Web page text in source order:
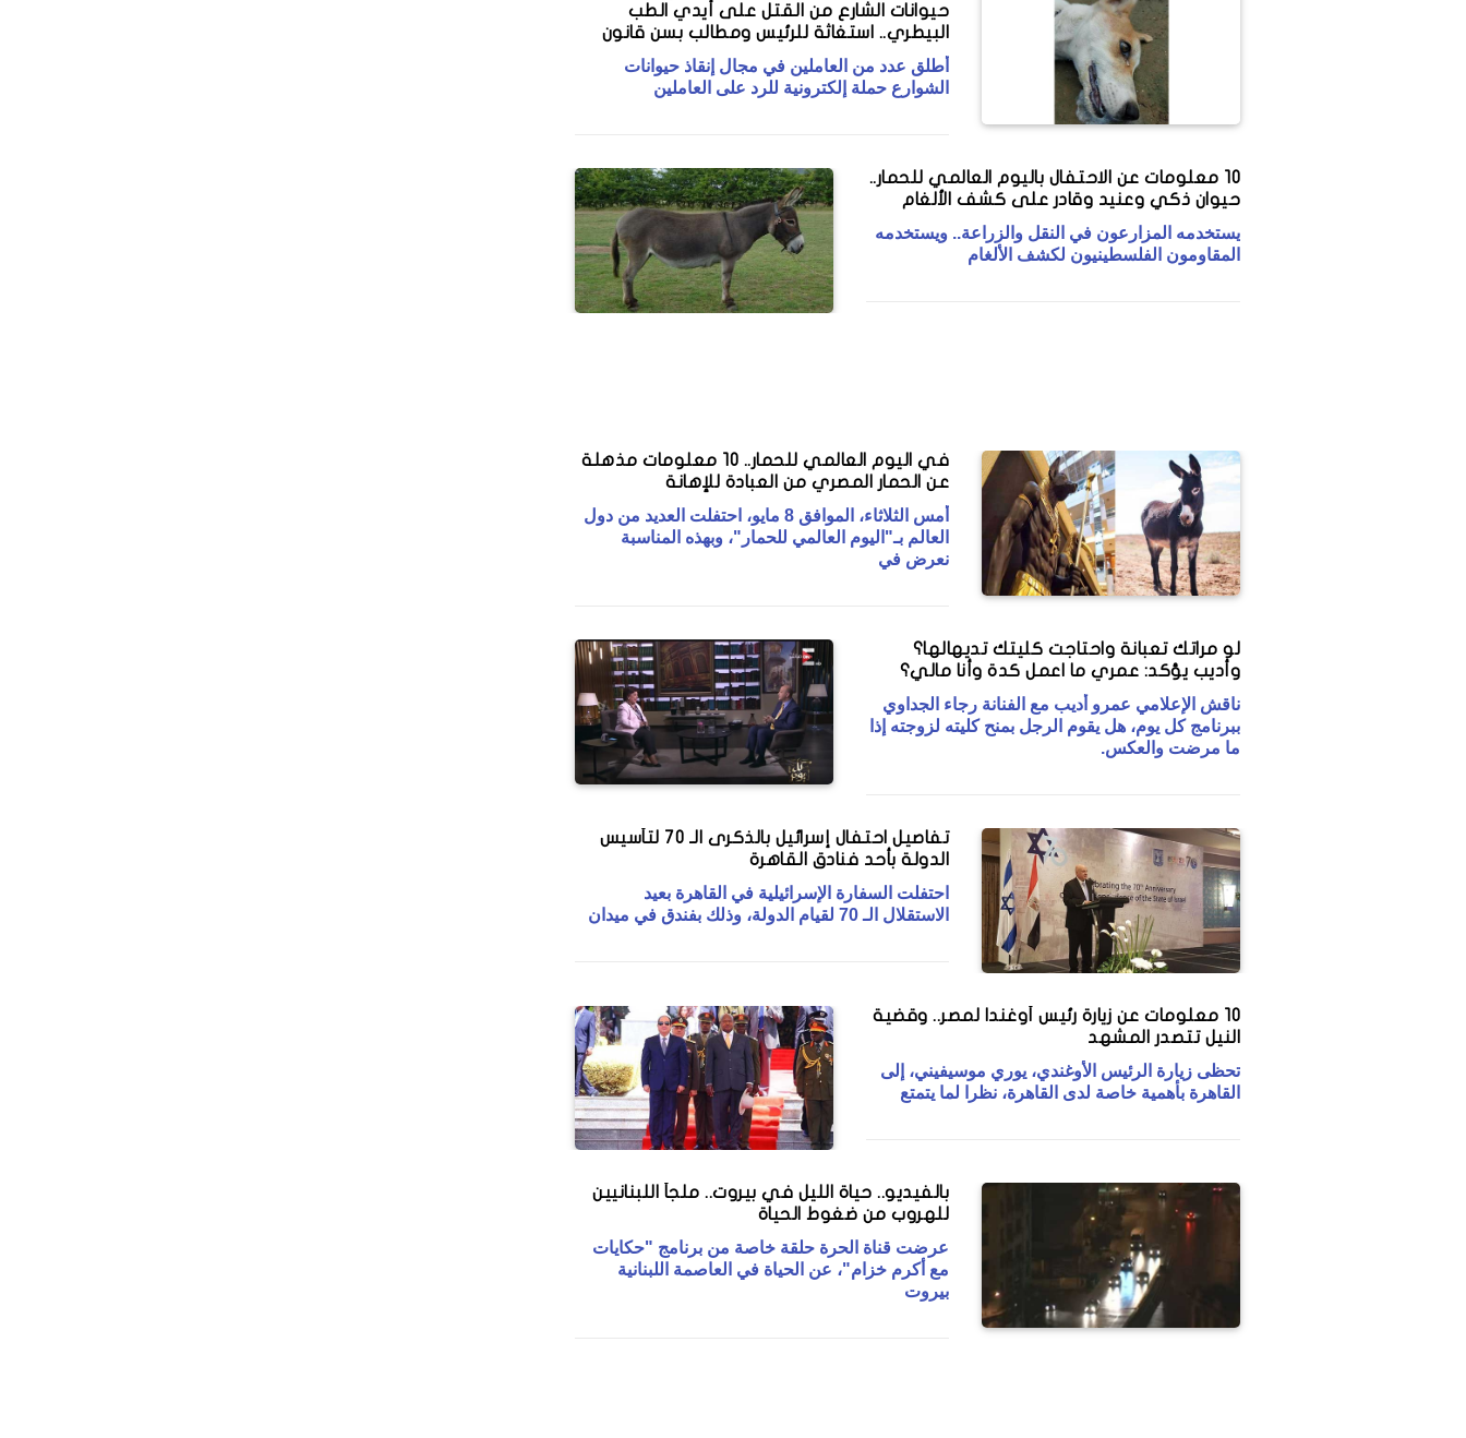
حيوانات الشارع من القتل على أيدي الطب
البيطري.. استغاثة للرئيس ومطالب بسن قانون
أطلق عدد من العاملين في مجال إنقاذ حيوانات
الشوارع حملة إلكترونية للرد على العاملين
10 معلومات عن الاحتفال باليوم العالمي للحمار..
حيوان ذكي وعنيد وقادر على كشف الألغام
يستخدمه المزارعون في النقل والزراعة.. ويستخدمه
المقاومون الفلسطينيون لكشف الألغام
في اليوم العالمي للحمار.. 10 معلومات مذهلة
عن الحمار المصري من العبادة للإهانة
أمس الثلاثاء، الموافق 8 مايو، احتفلت العديد من دول
العالم بـ"اليوم العالمي للحمار"، وبهذه المناسبة
نعرض في
لو مراتك تعبانة واحتاجت كليتك تديهالها؟
وأديب يؤكد: عمري ما اعمل كدة وأنا مالي؟
ناقش الإعلامي عمرو أديب مع الفنانة رجاء الجداوي
ببرنامج كل يوم، هل يقوم الرجل بمنح كليته لزوجته إذا
ما مرضت والعكس.
تفاصيل احتفال إسرائيل بالذكرى الـ 70 لتأسيس
الدولة بأحد فنادق القاهرة
احتفلت السفارة الإسرائيلية في القاهرة بعيد
الاستقلال الـ 70 لقيام الدولة، وذلك بفندق في ميدان
10 معلومات عن زيارة رئيس أوغندا لمصر.. وقضية
النيل تتصدر المشهد
تحظى زيارة الرئيس الأوغندي، يوري موسيفيني، إلى
القاهرة بأهمية خاصة لدى القاهرة، نظرا لما يتمتع
بالفيديو.. حياة الليل في بيروت.. ملجأ اللبنانيين
للهروب من ضغوط الحياة
عرضت قناة الحرة حلقة خاصة من برنامج "حكايات
مع أكرم خزام"، عن الحياة في العاصمة اللبنانية
بيروت